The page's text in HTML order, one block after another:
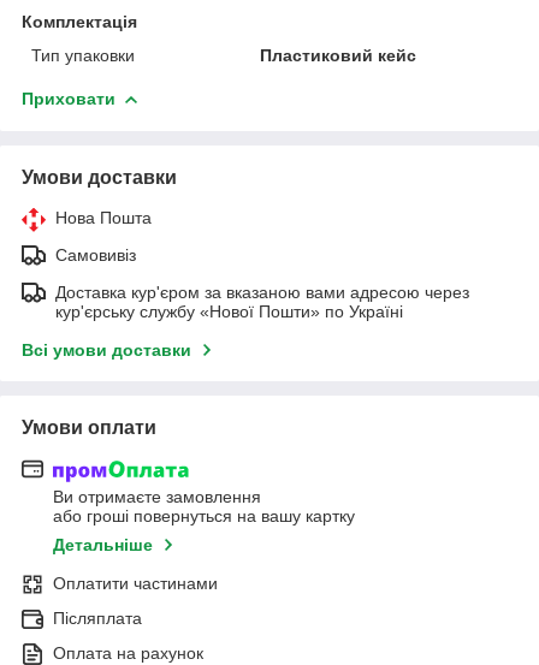
Комплектація
Тип упаковки
Пластиковий кейс
Приховати
Умови доставки
Нова Пошта
Самовивіз
Доставка кур'єром за вказаною вами адресою через
кур'єрську службу «Нової Пошти» по Україні
Всі умови доставки
Умови оплати
Ви отримаєте замовлення
або гроші повернуться на вашу картку
Детальніше
Оплатити частинами
Післяплата
Оплата на рахунок